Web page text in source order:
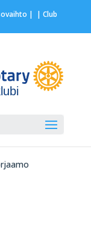
| | Club